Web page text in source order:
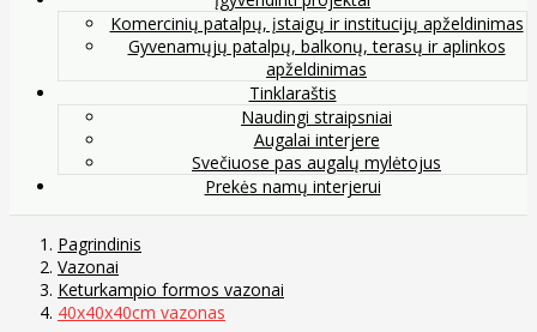
Komercinių patalpų, įstaigų ir institucijų apželdinimas
Gyvenamųjų patalpų, balkonų, terasų ir aplinkos
apželdinimas
Tinklaraštis
Naudingi straipsniai
Augalai interjere
Svečiuose pas augalų mylėtojus
Prekės namų interjerui
Pagrindinis
Vazonai
Keturkampio formos vazonai
40x40x40cm vazonas